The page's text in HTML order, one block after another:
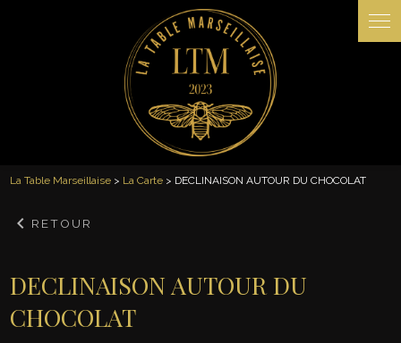
La Table Marseillaise > La Carte > DECLINAISON AUTOUR DU CHOCOLAT
keyboard_arrow_left RETOUR
DECLINAISON AUTOUR DU
CHOCOLAT
Panneau de gestion des cookies